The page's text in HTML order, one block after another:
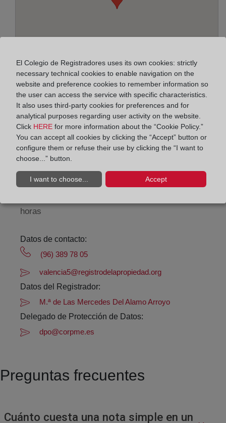
Address:
Pintor Peyró, 12 - 5ª pl., 46010
Horario:
De lunes a viernes de 09:00 a 17:00 horas
Agosto: De lunes a viernes de 09:00 a 14:00 horas
horas
Datos de contacto:
(96) 389 78 05
valencia5@registrodelapropiedad.org
Datos del Registrador:
M.ª de Las Mercedes Del Alamo Arroyo
Delegado de Protección de Datos:
dpo@corpme.es
Preguntas frecuentes
Cuánto cuesta una nota simple en un
El Colegio de Registradores uses its own cookies: strictly
necessary technical cookies to enable navigation on the
website and preference cookies to remember information so
the user can access the service with specific characteristics.
It also uses third-party cookies for preferences and for
analytical purposes regarding user activity on the website.
Click HERE for more information about the “Cookie Policy.”
You can accept all cookies by clicking the “Accept” button or
configure them or refuse their use by clicking the “I want to
choose...” button.
I want to choose... Accept